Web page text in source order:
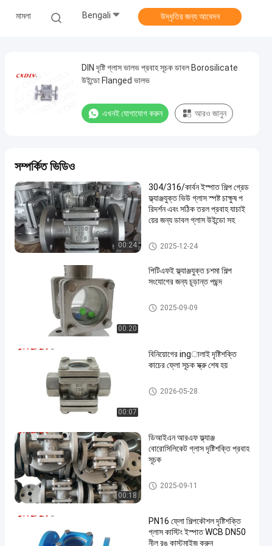
মামলা Bengali উদ্ধৃতির জন্য আবেদন
DIN দৃষ্টি গ্লাস ভালভ প্রবাহ সূচক ডাবল Borosilicate
উইন্ডো Flanged ভালভ
এখনই যোগাযোগ করুন আরও জানুন
সম্পর্কিত ভিডিও
00:24
304/316/কার্বন ইস্পাত শিল্প গ্রেড
ফ্ল্যাঞ্জযুক্ত ভিউ গ্লাস স্পষ্ট চাক্ষুষ প
রিদর্শন এবং সঠিক তরল প্রবাহ যাচাই
য়ের জন্য ডাবল গ্লাস উইন্ডো সহ
প্রস্থ দৃষ্টি গ্লাস
2025-12-24
00:20
পিটিএফই ফ্ল্যাঞ্জযুক্ত চশমা শিল্প
সংযোগের জন্য চূড়ান্ত পছন্দ
প্রস্থ দৃষ্টি গ্লাস
2025-09-09
00:07
বিনিয়োগের ingালাই দৃষ্টিশক্তি
কাচের ফ্লো সূচক স্ক্রু শেষ হয়
প্রস্থ দৃষ্টি গ্লাস
2026-05-28
00:18
ডিআইএন আরএফ ফ্ল্যাঞ্জ
বোরোসিলিকেট গ্লাস দৃষ্টিশক্তি প্রবাহ
সূচক
প্রস্থ দৃষ্টি গ্লাস
2025-09-11
PN16 ফ্লো শিল্পকৌশল দৃষ্টিশক্তি
গ্লাস কাস্টিং ইস্পাত WCB DN50
নীল রঙ কাস্টমাইজ করুন